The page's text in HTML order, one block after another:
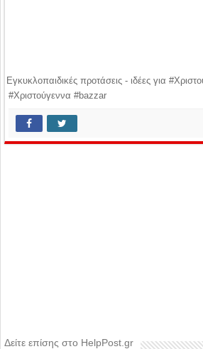
Εγκυκλοπαιδικές προτάσεις - ιδέες για
#Χριστούγεννα #bazzar
Δείτε επίσης στο HelpPost.gr